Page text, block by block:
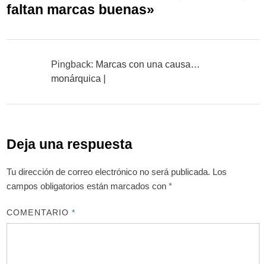
faltan marcas buenas»
Pingback: Marcas con una causa…
monárquica |
Deja una respuesta
Tu dirección de correo electrónico no será publicada. Los
campos obligatorios están marcados con*
COMENTARIO*